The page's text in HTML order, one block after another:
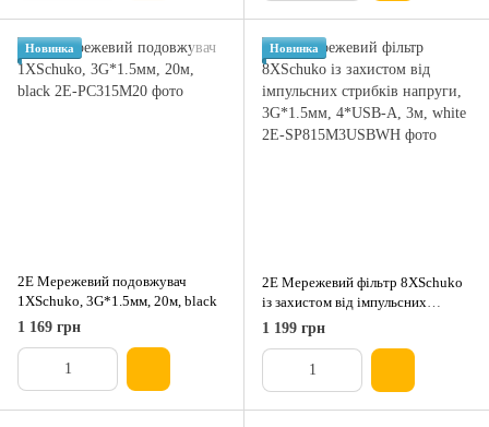
Новинка
2E Мережевий подовжувач
1XSchuko, 3G*1.5мм, 20м, black
1 169 грн
Новинка
2E Мережевий фільтр 8XSchuko
із захистом від імпульсних
стрибків напруги, 3G*1.5мм,
4*USB-A, 3м, white
1 199 грн